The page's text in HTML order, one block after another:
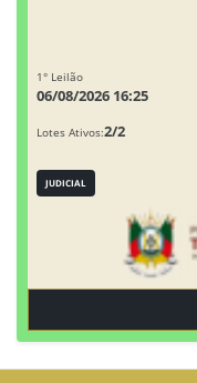
1° Leilão
06/08/2026 16:25
Lotes Ativos:2/2
JUDICIAL